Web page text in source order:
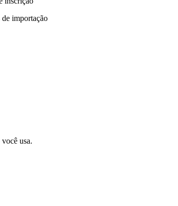
importação
usa.